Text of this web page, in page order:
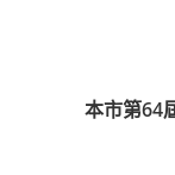
本市第64